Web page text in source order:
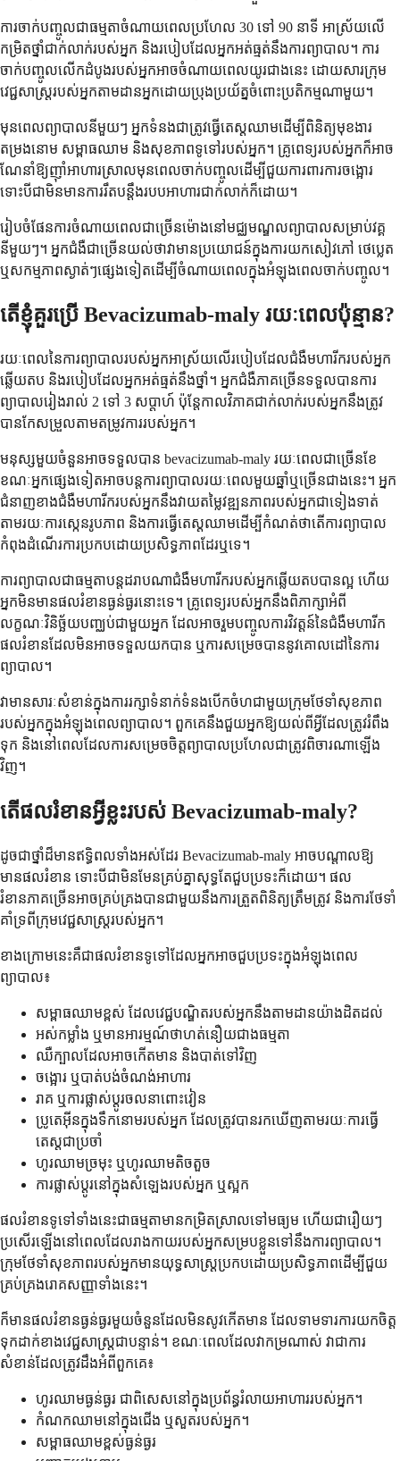
ការ​ចាក់​បញ្ចូល​ជា​ធម្មតា​ចំណាយ​ពេល​ប្រហែល 30 ទៅ 90 នាទី អាស្រ័យ​លើ​
កម្រិត​ថ្នាំ​ជាក់លាក់​របស់​អ្នក និង​របៀប​ដែល​អ្នក​អត់ធ្មត់​នឹង​ការព្យាបាល។ ការ​
ចាក់​បញ្ចូល​លើក​ដំបូង​របស់​អ្នក​អាច​ចំណាយ​ពេល​យូរ​ជាង​នេះ ដោយសារ​ក្រុម​
វេជ្ជសាស្ត្រ​របស់​អ្នក​តាមដាន​អ្នក​ដោយ​ប្រុងប្រយ័ត្ន​ចំពោះ​ប្រតិកម្ម​ណា​មួយ។
មុន​ពេល​ព្យាបាល​នីមួយៗ អ្នក​ទំនង​ជា​ត្រូវ​ធ្វើ​តេស្ត​ឈាម​ដើម្បី​ពិនិត្យ​មុខងារ​
តម្រងនោម សម្ពាធ​ឈាម និង​សុខភាព​ទូទៅ​របស់​អ្នក។ គ្រូពេទ្យ​របស់​អ្នក​ក៏​អាច​
ណែនាំ​ឱ្យ​ញ៉ាំ​អាហារ​ស្រាល​មុន​ពេល​ចាក់​បញ្ចូល​ដើម្បី​ជួយ​ការពារ​ការ​ចង្អោរ
ទោះបីជា​មិនមាន​ការ​រឹតបន្តឹង​របប​អាហារ​ជាក់លាក់​ក៏ដោយ។
រៀបចំ​ផែនការ​ចំណាយ​ពេល​ជាច្រើន​ម៉ោង​នៅ​មជ្ឈមណ្ឌល​ព្យាបាល​សម្រាប់​វគ្គ​
នីមួយៗ។ អ្នកជំងឺ​ជាច្រើន​យល់ថា​វា​មានប្រយោជន៍​ក្នុង​ការ​យក​សៀវភៅ ថេប្លេត
ឬ​សកម្មភាព​ស្ងាត់ៗ​ផ្សេងទៀត​ដើម្បី​ចំណាយ​ពេល​ក្នុង​អំឡុងពេល​ចាក់​បញ្ចូល។
តើ​ខ្ញុំ​គួរ​ប្រើ Bevacizumab-maly រយៈពេល​ប៉ុន្មាន?
រយៈពេល​នៃ​ការព្យាបាល​របស់​អ្នក​អាស្រ័យ​លើ​របៀប​ដែល​ជំងឺ​មហារីក​របស់​អ្នក​
ឆ្លើយតប និង​របៀប​ដែល​អ្នក​អត់ធ្មត់​នឹង​ថ្នាំ។ អ្នកជំងឺ​ភាគច្រើន​ទទួល​បាន​ការ
ព្យាបាល​រៀងរាល់ 2 ទៅ 3 សប្តាហ៍ ប៉ុន្តែ​កាលវិភាគ​ជាក់លាក់​របស់​អ្នក​នឹង​ត្រូវ​
បាន​កែសម្រួល​តាម​តម្រូវការ​របស់​អ្នក។
មនុស្ស​មួយចំនួន​អាច​ទទួល​បាន bevacizumab-maly រយៈពេល​ជាច្រើន​ខែ
ខណៈ​អ្នក​ផ្សេងទៀត​អាច​បន្ត​ការព្យាបាល​រយៈពេល​មួយឆ្នាំ​ឬ​ច្រើន​ជាង​នេះ។ អ្នក
ជំនាញ​ខាង​ជំងឺ​មហារីក​របស់​អ្នក​នឹង​វាយតម្លៃ​វឌ្ឍនភាព​របស់​អ្នក​ជា​ទៀងទាត់​
តាមរយៈ​ការ​ស្កេន​រូបភាព និង​ការ​ធ្វើ​តេស្ត​ឈាម​ដើម្បី​កំណត់​ថា​តើ​ការព្យាបាល​
កំពុង​ដំណើរការ​ប្រកបដោយ​ប្រសិទ្ធភាព​ដែរ​ឬ​ទេ។
ការព្យាបាល​ជា​ធម្មតា​បន្ត​ដរាបណា​ជំងឺ​មហារីក​របស់​អ្នក​ឆ្លើយតប​បាន​ល្អ ហើយ​
អ្នក​មិន​មាន​ផល​រំខាន​ធ្ងន់ធ្ងរ​នោះទេ។ គ្រូពេទ្យ​របស់​អ្នក​នឹង​ពិភាក្សា​អំពី​
លក្ខណៈវិនិច្ឆ័យ​បញ្ឈប់​ជាមួយ​អ្នក ដែល​អាច​រួម​បញ្ចូល​ការ​វិវត្តន៍​នៃ​ជំងឺ​មហារីក
ផល​រំខាន​ដែល​មិន​អាច​ទទួល​យក​បាន ឬ​ការ​សម្រេច​បាន​នូវ​គោលដៅ​នៃ​ការ
ព្យាបាល។
វា​មាន​សារៈសំខាន់​ក្នុង​ការ​រក្សា​ទំនាក់ទំនង​បើកចំហ​ជាមួយ​ក្រុម​ថែទាំ​សុខភាព​
របស់​អ្នក​ក្នុង​អំឡុងពេល​ព្យាបាល។ ពួកគេ​នឹង​ជួយ​អ្នក​ឱ្យ​យល់​ពី​អ្វី​ដែល​ត្រូវ​រំពឹង​
ទុក និង​នៅពេល​ដែល​ការសម្រេចចិត្ត​ព្យាបាល​ប្រហែលជា​ត្រូវ​ពិចារណា​ឡើង
វិញ។
តើផលរំខានអ្វីខ្លះរបស់ Bevacizumab-maly?
ដូចជាថ្នាំដ៏មានឥទ្ធិពលទាំងអស់ដែរ Bevacizumab-maly អាចបណ្តាលឱ្យ
មានផលរំខាន ទោះបីជាមិនមែនគ្រប់គ្នាសុទ្ធតែជួបប្រទះក៏ដោយ។ ផល
រំខានភាគច្រើនអាចគ្រប់គ្រងបានជាមួយនឹងការត្រួតពិនិត្យត្រឹមត្រូវ និងការថែទាំ
គាំទ្រពីក្រុមវេជ្ជសាស្ត្ររបស់អ្នក។
ខាងក្រោមនេះគឺជាផលរំខានទូទៅដែលអ្នកអាចជួបប្រទះក្នុងអំឡុងពេល
ព្យាបាល៖
សម្ពាធឈាមខ្ពស់ ដែលវេជ្ជបណ្ឌិតរបស់អ្នកនឹងតាមដានយ៉ាងដិតដល់
អស់កម្លាំង ឬមានអារម្មណ៍ថាហត់នឿយជាងធម្មតា
ឈឺក្បាលដែលអាចកើតមាន និងបាត់ទៅវិញ
ចង្អោរ ឬបាត់បង់ចំណង់អាហារ
រាគ ឬការផ្លាស់ប្តូរចលនាពោះវៀន
ប្រូតេអ៊ីនក្នុងទឹកនោមរបស់អ្នក ដែលត្រូវបានរកឃើញតាមរយៈការធ្វើ
តេស្តជាប្រចាំ
ហូរឈាមច្រមុះ ឬហូរឈាមតិចតួច
ការផ្លាស់ប្តូរនៅក្នុងសំឡេងរបស់អ្នក ឬស្អក
ផលរំខានទូទៅទាំងនេះជាធម្មតាមានកម្រិតស្រាលទៅមធ្យម ហើយជារឿយៗ
ប្រសើរឡើងនៅពេលដែលរាងកាយរបស់អ្នកសម្របខ្លួនទៅនឹងការព្យាបាល។
ក្រុមថែទាំសុខភាពរបស់អ្នកមានយុទ្ធសាស្ត្រប្រកបដោយប្រសិទ្ធភាពដើម្បីជួយ
គ្រប់គ្រងរោគសញ្ញាទាំងនេះ។
ក៏មានផលរំខានធ្ងន់ធ្ងរមួយចំនួនដែលមិនសូវកើតមាន ដែលទាមទារការយកចិត្ត
ទុកដាក់ខាងវេជ្ជសាស្ត្រជាបន្ទាន់។ ខណៈពេលដែលវាកម្រណាស់ វាជាការ
សំខាន់ដែលត្រូវដឹងអំពីពួកគេ៖
ហូរឈាមធ្ងន់ធ្ងរ ជាពិសេសនៅក្នុងប្រព័ន្ធរំលាយអាហាររបស់អ្នក។
កំណកឈាមនៅក្នុងជើង ឬសួតរបស់អ្នក។
សម្ពាធឈាមខ្ពស់ធ្ងន់ធ្ងរ